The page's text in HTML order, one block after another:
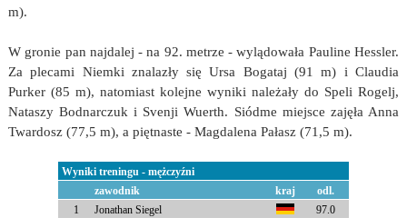
m).
W gronie pan najdalej - na 92. metrze - wylądowała Pauline Hessler.
Za plecami Niemki znalazły się Ursa Bogataj (91 m) i Claudia
Purker (85 m), natomiast kolejne wyniki należały do Speli Rogelj,
Nataszy Bodnarczuk i Svenji Wuerth. Siódme miejsce zajęła Anna
Twardosz (77,5 m), a piętnaste - Magdalena Pałasz (71,5 m).
Wyniki treningu - mężczyźni
zawodnik
kraj
odl.
1
Jonathan Siegel
97.0